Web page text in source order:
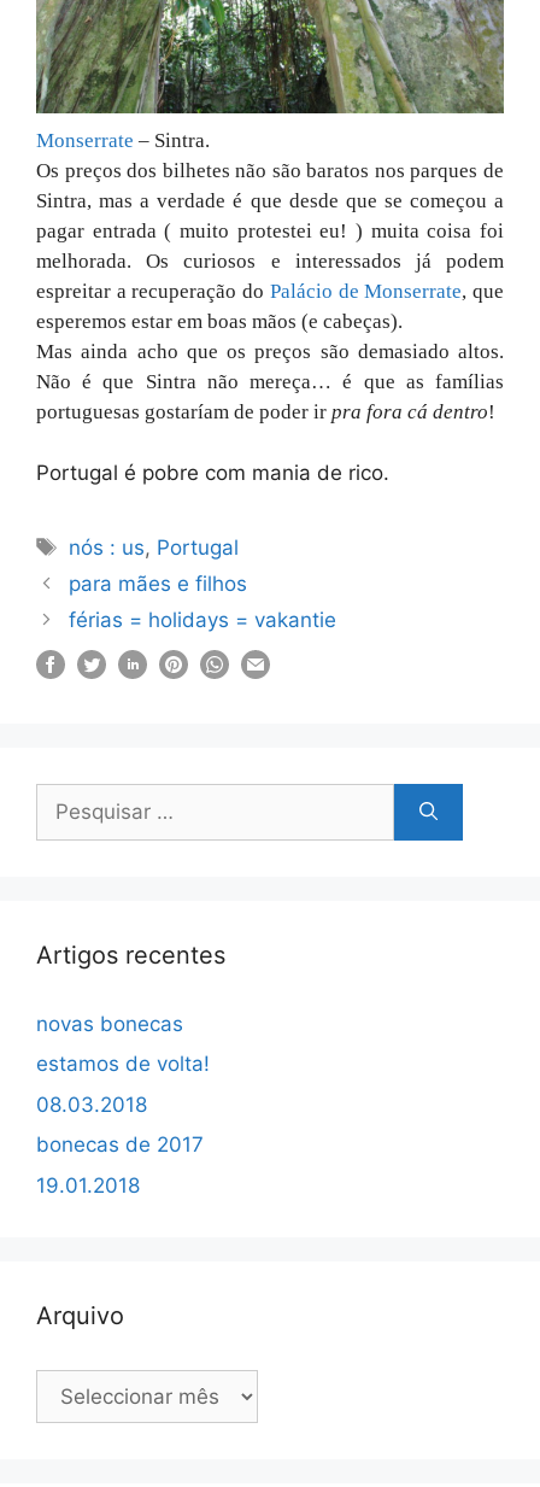
Monserrate – Sintra.
Os preços dos bilhetes não são baratos nos parques de
Sintra, mas a verdade é que desde que se começou a
pagar entrada ( muito protestei eu! ) muita coisa foi
melhorada. Os curiosos e interessados já podem
espreitar a recuperação do Palácio de Monserrate, que
esperemos estar em boas mãos (e cabeças).
Mas ainda acho que os preços são demasiado altos.
Não é que Sintra não mereça… é que as famílias
portuguesas gostaríam de poder ir pra fora cá dentro!
Portugal é pobre com mania de rico.
Etiquetas
nós : us, Portugal
para mães e filhos
férias = holidays = vakantie
por:
Artigos recentes
novas bonecas
estamos de volta!
08.03.2018
bonecas de 2017
19.01.2018
Arquivo
Arquivo